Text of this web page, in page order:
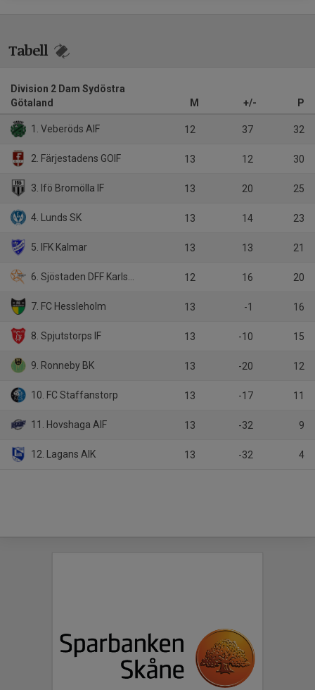
Tabell
Division 2 Dam Sydöstra
Götaland
M +/- P
1. Veberöds AIF 12 37 32
2. Färjestadens GOIF 13 12 30
3. Ifö Bromölla IF 13 20 25
4. Lunds SK 13 14 23
5. IFK Kalmar 13 13 21
6. Sjöstaden DFF Karlskrona 12 16 20
7. FC Hessleholm 13 -1 16
8. Spjutstorps IF 13 -10 15
9. Ronneby BK 13 -20 12
10. FC Staffanstorp 13 -17 11
11. Hovshaga AIF 13 -32 9
12. Lagans AIK 13 -32 4